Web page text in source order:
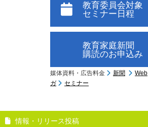
教育委員会対象
セミナー日程
教育家庭新聞
購読のお申込み
媒体資料・広告料金 新聞 Web
ガ
セミナー
情報・リリース投稿